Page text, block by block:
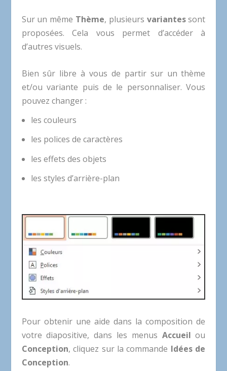
Sur un même Thème, plusieurs variantessont
proposées. Cela vous permet d’accéder à
d’autres visuels.
Bien sûr libre à vous de partir sur un thème
et/ou variante puis de le personnaliser. Vous
pouvez changer :
les couleurs
les polices de caractères
les effets des objets
les styles d’arrière-plan
Pour obtenir une aide dans la composition de
votre diapositive, dans les menus Accueil ou
Conception, cliquez sur la commande Idées de
Conception.